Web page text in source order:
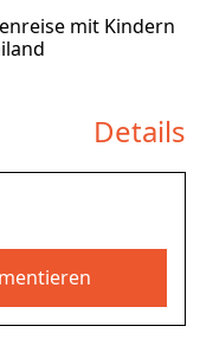
mit Kindern
Details